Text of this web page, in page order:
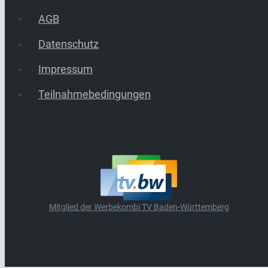
AGB
Datenschutz
Impressum
Teilnahmebedingungen
Mitglied der Werbekombi TV Baden-Württemberg